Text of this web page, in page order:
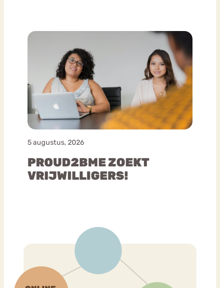
5 augustus, 2026
PROUD2BME ZOEKT
VRIJWILLIGERS!